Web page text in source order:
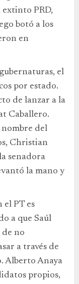
extinto PRD,
botó a los
en
el
por estado.
de lanzar a la
Caballero.
nombre del
Christian
senadora
la mano y
el PT es
a que Saúl
de no
a través de
Alberto Anaya
propios,